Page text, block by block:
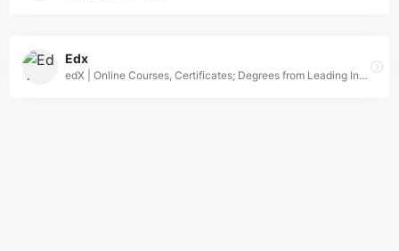
Edx
edX | Online Courses, Certificates; Degrees from Leading Institutions